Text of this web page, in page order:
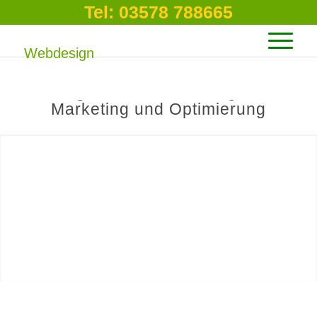
Tel: 03578 788665
Marketing und Optimierung